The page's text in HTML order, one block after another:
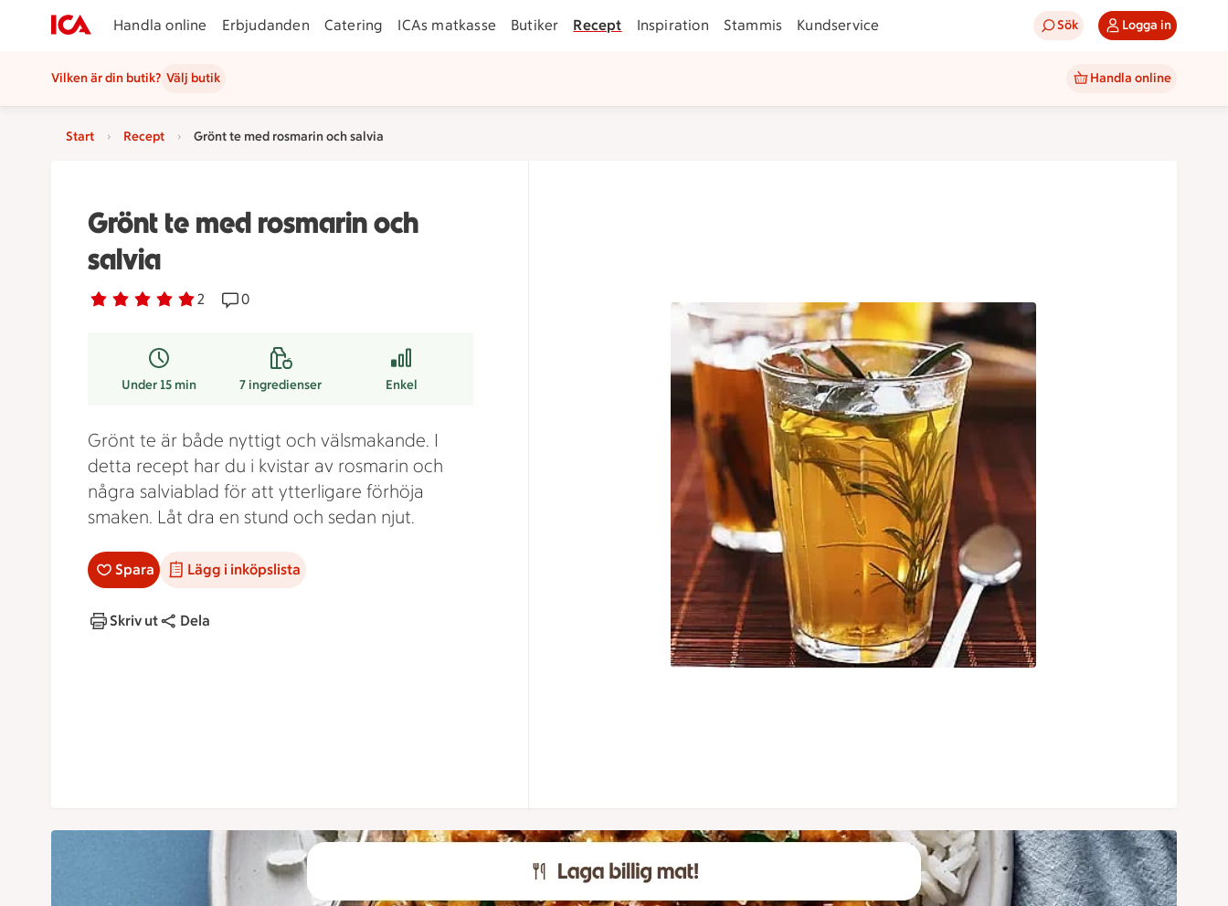
Handla online Erbjudanden Catering ICAs matkasse Butiker Recept Inspiration Stammis Kundservice Sök Logga in
Vilken är din butik? Välj butik Handla online
Start Recept Grönt te med rosmarin och salvia
Grönt te med rosmarin och
salvia
Betyg 5 av 5. 2
2 personer har röstatReceptet har 0 kommentarer
0
Under 15 min 7ingredienser Enkel
Grönt te är både nyttigt och välsmakande. I
detta recept har du i kvistar av rosmarin och
några salviablad för att ytterligare förhöja
smaken. Låt dra en stund och sedan njut.
Spara Lägg i inköpslista
Skriv ut Dela